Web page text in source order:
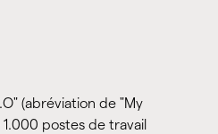
(abréviation de "My
postes de travail